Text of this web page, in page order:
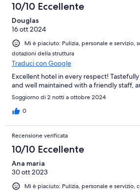
10/10 Eccellente
Douglas
16 ott 2024
Mi è piaciuto: Pulizia, personale e servizio,
dotazioni della struttura
Traduci con Google
Excellent hotel in every respect!
and well maintained with a friendly staff,
Soggiorno di 2 notti a ottobre 2024
0
Recensione verificata
10/10 Eccellente
Ana maria
30 ott 2023
Mi è piaciuto: Pulizia, personale e servizio,